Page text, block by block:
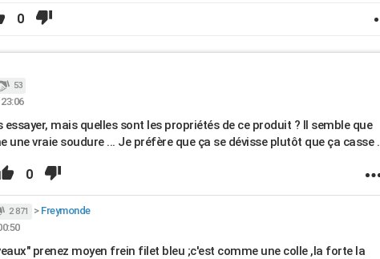
0
53
essayer, mais quelles sont les propriétés de ce produit ? Il semble que
une vraie soudure ... Je préfère que ça se dévisse plutôt que ça casse .
0
2 871 > Freymonde
prenez moyen frein filet bleu ;c'est comme une colle ,la forte la